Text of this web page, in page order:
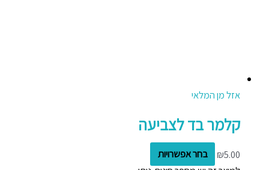
אזל מן המלאי
קלמר בד לצביעה
₪5.00
בחר אפשרויות